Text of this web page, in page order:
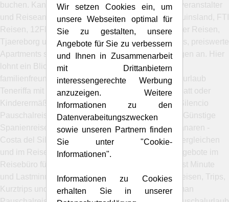
buchen. Kanarische Inseln Urlaub Teneriffa Reiseveranstalter
und Reiseanbieter wie Neckermann Reisen, Schauinsland, FTI
Reisen, 12Fly, ITS Reisen, 5vorflug, Alltours, Bucher Reisen,
Tjaereborg und Jahn Reisen bieten günstige Hotels, preiswerte
Apartments sowie exklusive Hotels und Hotelanlagen an. Hier
lohnt ein Blick in die Hotelbeschreibung, um
familienfreundliche Hotels zu finden. Den Familienurlaub
Teneriffa mit Kindern gibt es zum Teil mit Kinderrabatt oder
Kinderermäßigung. Preise vergleichen Costa del Silencio
Pauschalreisen - Urlaub Teneriffa günstig buchen. Günstige
Spanienreisen - der beliebte Urlaubsort auf den Kanaren -
Costa del Silencio Teneriffa All Inclusive - Preise vergleichen
und im Reisebüro buchen. Pauschalhotel Reiseangebote im
Reisebüro für Urlaubsreisen Costa del Silencio Last Minute
und Lastminute Singlereisen Teneriffa sowie Flugreisen, Trips,
Kurztrips und Billigreisen. Im Reisekatalog findet man
Wir setzen Cookies ein, um
unsere Webseiten optimal für
Sie zu gestalten, unsere
Angebote für Sie zu verbessern
und Ihnen in Zusammenarbeit
mit Drittanbietern
interessengerechte Werbung
anzuzeigen. Weitere
Informationen zu den
Datenverabeitungszwecken
sowie unseren Partnern finden
Sie unter "Cookie-
Informationen".
Informationen zu Cookies
erhalten Sie in unserer